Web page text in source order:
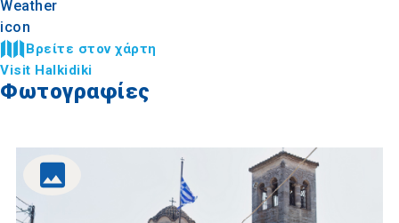
Βρείτε στον χάρτη
Visit Halkidiki
Φωτογραφίες